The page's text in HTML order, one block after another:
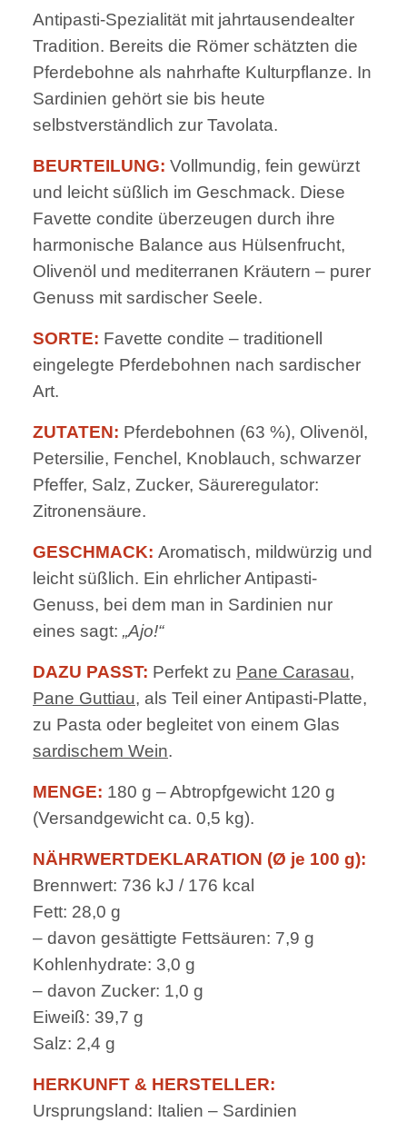
Antipasti-Spezialität mit jahrtausendealter
Tradition. Bereits die Römer schätzten die
Pferdebohne als nahrhafte Kulturpflanze. In
Sardinien gehört sie bis heute
selbstverständlich zur Tavolata.
BEURTEILUNG: Vollmundig, fein gewürzt
und leicht süßlich im Geschmack. Diese
Favette condite überzeugen durch ihre
harmonische Balance aus Hülsenfrucht,
Olivenöl und mediterranen Kräutern – purer
Genuss mit sardischer Seele.
SORTE: Favette condite – traditionell
eingelegte Pferdebohnen nach sardischer
Art.
ZUTATEN: Pferdebohnen (63 %), Olivenöl,
Petersilie, Fenchel, Knoblauch, schwarzer
Pfeffer, Salz, Zucker, Säureregulator:
Zitronensäure.
GESCHMACK: Aromatisch, mildwürzig und
leicht süßlich. Ein ehrlicher Antipasti-
Genuss, bei dem man in Sardinien nur
eines sagt: „Ajo!“
DAZU PASST: Perfekt zu Pane Carasau,
Pane Guttiau, als Teil einer Antipasti-Platte,
zu Pasta oder begleitet von einem Glas
sardischem Wein.
MENGE: 180 g – Abtropfgewicht 120 g
(Versandgewicht ca. 0,5 kg).
NÄHRWERTDEKLARATION (Ø je 100 g):
Brennwert: 736 kJ / 176 kcal
Fett: 28,0 g
– davon gesättigte Fettsäuren: 7,9 g
Kohlenhydrate: 3,0 g
– davon Zucker: 1,0 g
Eiweiß: 39,7 g
Salz: 2,4 g
HERKUNFT & HERSTELLER:
Ursprungsland: Italien – Sardinien